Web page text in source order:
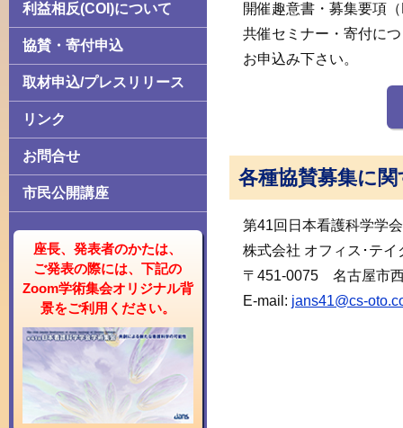
利益相反(COI)について
協賛・寄付申込
取材申込/プレスリリース
リンク
お問合せ
市民公開講座
座長、発表者のかたは、
ご発表の際には、下記の
Zoom学術集会オリジナル背
景をご利用ください。
開催趣意書・募集要項
共催セミナー・寄付に
お申込み下さい。
各種協賛募集に
第41回日本看護科学学
株式会社 オフィス･テイ
〒451-0075 名古屋市
E-mail: jans41@cs-